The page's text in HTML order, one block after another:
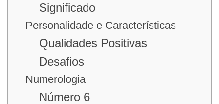
Significado
Personalidade e Características
Qualidades Positivas
Desafios
Numerologia
Número 6